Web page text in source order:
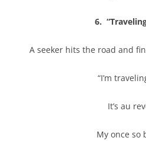
6.
A seeker hits the road and
“I’m
It’s au
My once so